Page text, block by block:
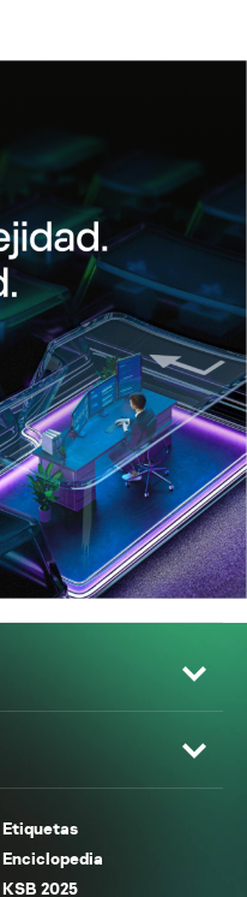
Etiquetas
Enciclopedia
KSB 2025